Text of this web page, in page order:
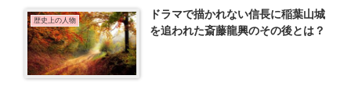
歴史上の人物
ドラマで描かれない信長に稲葉山城
を追われた斎藤龍興のその後とは？